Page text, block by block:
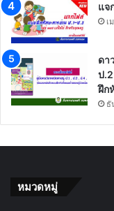
แจ
เ
ดา
ป
ฝึก
ธั
หมวดหมู่